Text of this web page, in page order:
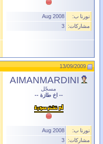
نورنا ب:
Aug 2008
مشاركات:
3
13/09/2009
AIMANMARDINI
مسجّل
-- اخ طازة --
نورنا ب:
Aug 2008
مشاركات:
3